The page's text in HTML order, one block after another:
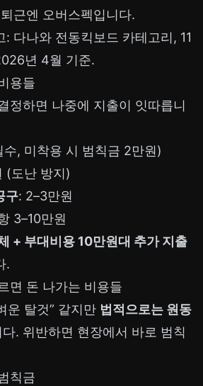
근엔 오버스펙입니다.
: 다나와 전동킥보드 카테고리, 11
년 4월 기준.
용들
정하면 나중에 지출이 잇따릅니
수, 미착용 시 범칙금 2만원)
(도난 방지)
구: 2–3만원
3–10만원
+ 부대비용 10만원대 추가 지출
.
면 돈 나가는 비용들
운 탈것” 같지만 법적으로는 원동
다. 위반하면 현장에서 바로 범칙
칙금